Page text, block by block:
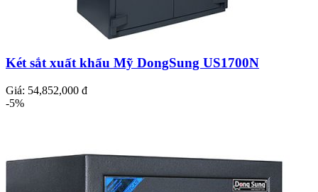
Két sắt xuất khẩu Mỹ DongSung US1700N
Giá: 54,852,000 đ
-5%